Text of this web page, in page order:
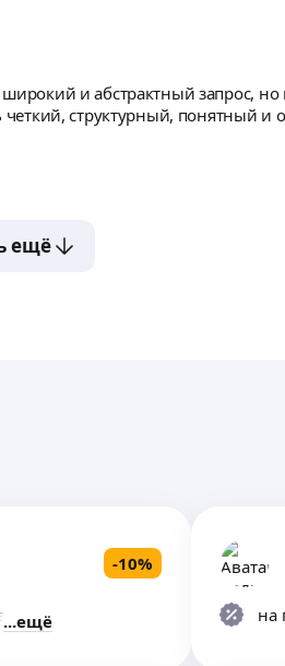
и абстрактный запрос, но
структурный, понятный
ещё
-10%
услуг
ещё на